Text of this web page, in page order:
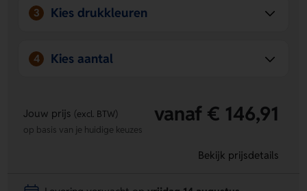
speeltijd en de handige oplaadcase zit je niet snel
zonder stroom.
3 Kies drukkleuren
4 Kies aantal
Jouw prijs (excl. BTW) vanaf € 146,91
op basis van je huidige keuzes
Bekijk prijsdetails